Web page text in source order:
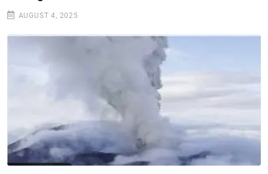
AUGUST 4, 2025